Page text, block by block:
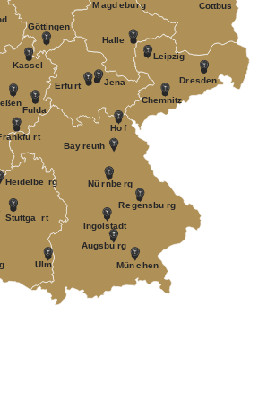
Ulm Mün chen
Nürnbe rg
Augsbu rg
Ingolstadt
Regensbu rg
Stuttga
rt
g
rankfu rt
Heidelbe rg
Jena
Erfu rt
Chemnitz
Dresden
Leipzig
Halle
Magdeburg
Göttingen
Kassel
Fulda
Bayreuth
Cottbus
Ho f